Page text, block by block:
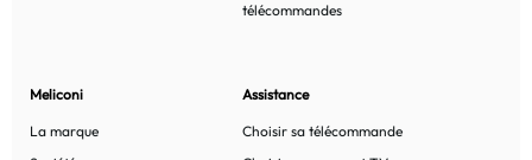
télécommandes
Meliconi
La marque
Assistance
Choisir sa télécommande